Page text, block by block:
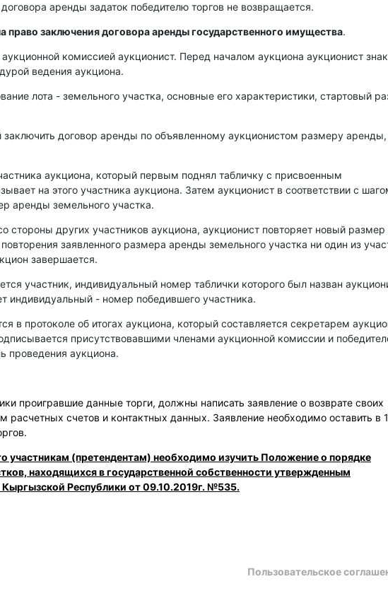
аренды задаток победителю торгов не возвращается.
право заключения договора аренды государственного имущества.
комиссией аукционист. Перед началом аукциона аукционист
ведения аукциона.
лота - земельного участка, основные его характеристики, стартовый
договор аренды по объявленному аукционистом размеру аренды,
аукциона, который первым поднял табличку с присвоенным
на этого участника аукциона. Затем аукционист в соответствии с
аренды земельного участка.
стороны других участников аукциона, аукционист повторяет новый размер
заявленного размера аренды земельного участка ни один из
завершается.
участник, индивидуальный номер таблички которого был назван
индивидуальный - номер победившего участника.
в протоколе об итогах аукциона, который составляется секретарем
присутствовавшими членами аукционной комиссии и
проведения аукциона.
проигравшие данные торги, должны написать заявление о возврате своих
расчетных счетов и контактных данных. Заявление необходимо оставить в
участникам (претендентам) необходимо изучить Положение о порядке
находящихся в государственной собственности утвержденным
Республики от 09.10.2019г. №535.
Пользовательское